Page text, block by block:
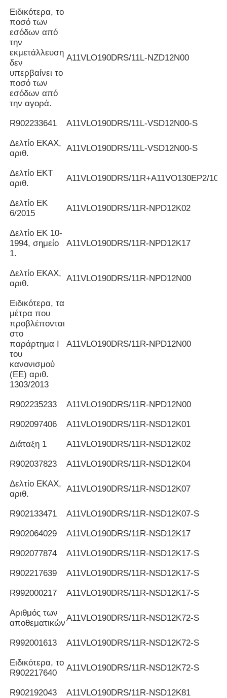
Ειδικότερα, το
ποσό των
εσόδων από
την
εκμετάλλευση
δεν
υπερβαίνει το
ποσό των
εσόδων από
την αγορά.
Α11VLO190DRS/11L-NZD12N00
R902233641 Α11VLO190DRS/11L-VSD12N00-S
Δελτίο ΕΚΑΧ,
αριθ.
Α11VLO190DRS/11L-VSD12N00-S
Δελτίο ΕΚΤ
αριθ.
Α11VLO190DRS/11R+A11VO130EP2/10R
Δελτίο ΕΚ
6/2015
Α11VLO190DRS/11R-NPD12K02
Δελτίο ΕΚ 10-
1994, σημείο
1.
Α11VLO190DRS/11R-NPD12K17
Δελτίο ΕΚΑΧ,
αριθ.
Α11VLO190DRS/11R-NPD12N00
Ειδικότερα, τα
μέτρα που
προβλέπονται
στο
παράρτημα I
του
κανονισμού
(ΕΕ) αριθ.
1303/2013
Α11VLO190DRS/11R-NPD12N00
R902235233 Α11VLO190DRS/11R-NPD12N00
R902097406 Α11VLO190DRS/11R-NSD12K01
Διάταξη 1 Α11VLO190DRS/11R-NSD12K02
R902037823 Α11VLO190DRS/11R-NSD12K04
Δελτίο ΕΚΑΧ,
αριθ.
Α11VLO190DRS/11R-NSD12K07
R902133471 Α11VLO190DRS/11R-NSD12K07-S
R902064029 Α11VLO190DRS/11R-NSD12K17
R902077874 Α11VLO190DRS/11R-NSD12K17-S
R902217639 Α11VLO190DRS/11R-NSD12K17-S
R992000217 Α11VLO190DRS/11R-NSD12K17-S
Αριθμός των
αποθεματικών
Α11VLO190DRS/11R-NSD12K72-S
R992001613 Α11VLO190DRS/11R-NSD12K72-S
Ειδικότερα, το
R902217640
Α11VLO190DRS/11R-NSD12K72-S
R902192043 Α11VLO190DRS/11R-NSD12K81